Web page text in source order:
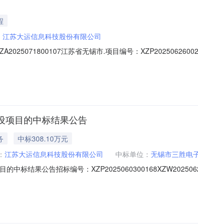
江苏大运信息科技股份有限公司
江苏省无锡市.项目编号：
式招标人：江苏大运信息科技股份有限公司地址：无锡经
项目的中标结果公告
中标308.10万元
江苏大运信息科技股份有限公司 中标单位： 无锡市三胜电
的中标结果公告招标编号：
系统建设项目3、中标信息投标人名称：无锡市三胜电子科